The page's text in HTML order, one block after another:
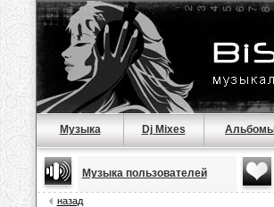
Музыка Dj Mixes
Музыка пользователей
назад